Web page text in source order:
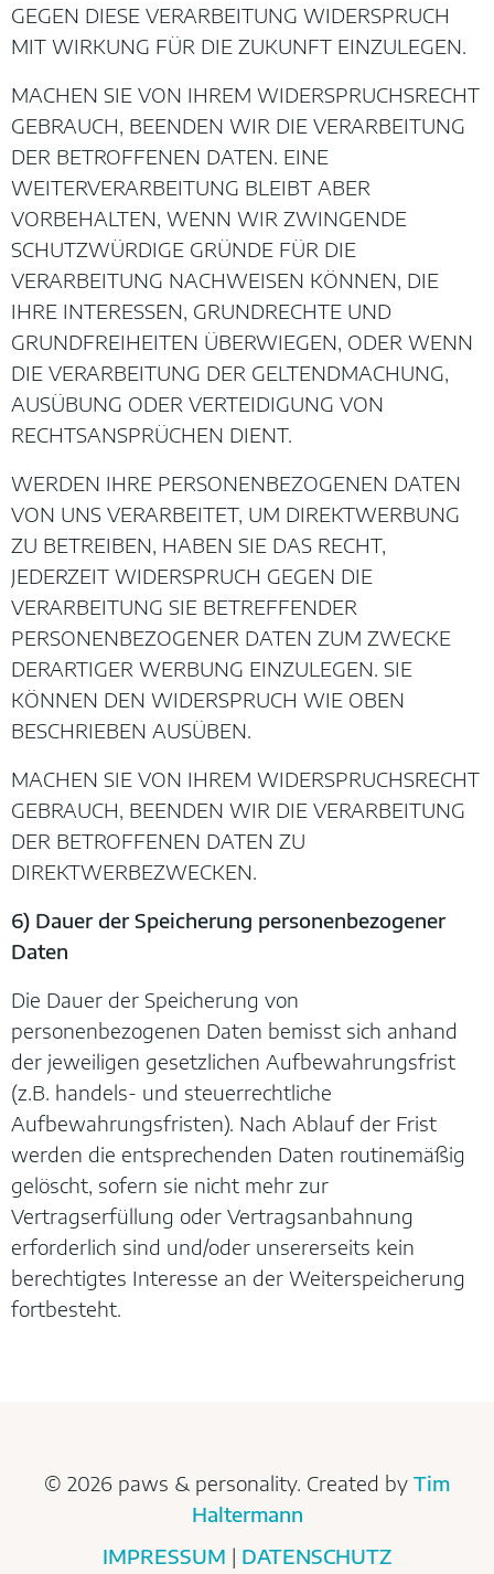
GEGEN DIESE VERARBEITUNG WIDERSPRUCH
MIT WIRKUNG FÜR DIE ZUKUNFT EINZULEGEN.
MACHEN SIE VON IHREM WIDERSPRUCHSRECHT
GEBRAUCH, BEENDEN WIR DIE VERARBEITUNG
DER BETROFFENEN DATEN. EINE
WEITERVERARBEITUNG BLEIBT ABER
VORBEHALTEN, WENN WIR ZWINGENDE
SCHUTZWÜRDIGE GRÜNDE FÜR DIE
VERARBEITUNG NACHWEISEN KÖNNEN, DIE
IHRE INTERESSEN, GRUNDRECHTE UND
GRUNDFREIHEITEN ÜBERWIEGEN, ODER WENN
DIE VERARBEITUNG DER GELTENDMACHUNG,
AUSÜBUNG ODER VERTEIDIGUNG VON
RECHTSANSPRÜCHEN DIENT.
WERDEN IHRE PERSONENBEZOGENEN DATEN
VON UNS VERARBEITET, UM DIREKTWERBUNG
ZU BETREIBEN, HABEN SIE DAS RECHT,
JEDERZEIT WIDERSPRUCH GEGEN DIE
VERARBEITUNG SIE BETREFFENDER
PERSONENBEZOGENER DATEN ZUM ZWECKE
DERARTIGER WERBUNG EINZULEGEN. SIE
KÖNNEN DEN WIDERSPRUCH WIE OBEN
BESCHRIEBEN AUSÜBEN.
MACHEN SIE VON IHREM WIDERSPRUCHSRECHT
GEBRAUCH, BEENDEN WIR DIE VERARBEITUNG
DER BETROFFENEN DATEN ZU
DIREKTWERBEZWECKEN.
6) Dauer der Speicherung personenbezogener
Daten
Die Dauer der Speicherung von
personenbezogenen Daten bemisst sich anhand
der jeweiligen gesetzlichen Aufbewahrungsfrist
(z.B. handels- und steuerrechtliche
Aufbewahrungsfristen). Nach Ablauf der Frist
werden die entsprechenden Daten routinemäßig
gelöscht, sofern sie nicht mehr zur
Vertragserfüllung oder Vertragsanbahnung
erforderlich sind und/oder unsererseits kein
berechtigtes Interesse an der Weiterspeicherung
fortbesteht.
© 2026 paws & personality. Created by Tim
Haltermann
IMPRESSUM | DATENSCHUTZ